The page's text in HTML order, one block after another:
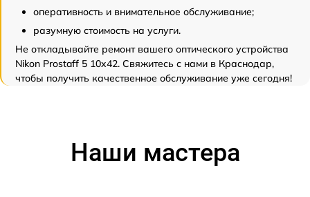
оперативность и внимательное обслуживание;
разумную стоимость на услуги.
Не откладывайте ремонт вашего оптического устройства
Nikon Prostaff 5 10x42. Свяжитесь с нами в Краснодар,
чтобы получить качественное обслуживание уже сегодня!
Наши мастера